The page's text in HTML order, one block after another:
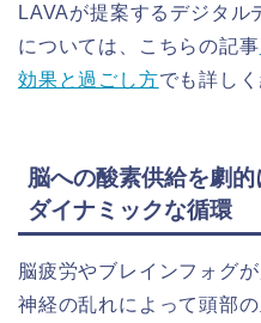
LAVAが提案するデジタル
については、こちらの記事
効果と過ごし方でも詳し
脳への酸素供給を劇
ダイナミックな循環
脳疲労やブレインフォグ
神経の乱れによって頭部